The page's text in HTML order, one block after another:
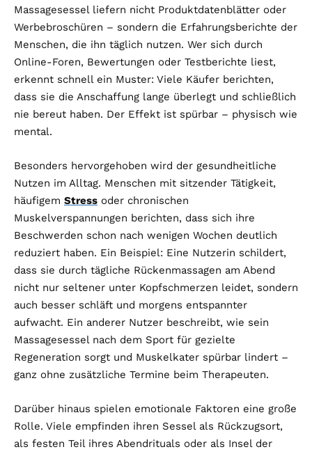
Massagesessel liefern nicht Produktdatenblätter oder
Werbebroschüren – sondern die Erfahrungsberichte der
Menschen, die ihn täglich nutzen. Wer sich durch
Online-Foren, Bewertungen oder Testberichte liest,
erkennt schnell ein Muster: Viele Käufer berichten,
dass sie die Anschaffung lange überlegt und schließlich
nie bereut haben. Der Effekt ist spürbar – physisch wie
mental.
Besonders hervorgehoben wird der gesundheitliche
Nutzen im Alltag. Menschen mit sitzender Tätigkeit,
häufigem Stress oder chronischen
Muskelverspannungen berichten, dass sich ihre
Beschwerden schon nach wenigen Wochen deutlich
reduziert haben. Ein Beispiel: Eine Nutzerin schildert,
dass sie durch tägliche Rückenmassagen am Abend
nicht nur seltener unter Kopfschmerzen leidet, sondern
auch besser schläft und morgens entspannter
aufwacht. Ein anderer Nutzer beschreibt, wie sein
Massagesessel nach dem Sport für gezielte
Regeneration sorgt und Muskelkater spürbar lindert –
ganz ohne zusätzliche Termine beim Therapeuten.
Darüber hinaus spielen emotionale Faktoren eine große
Rolle. Viele empfinden ihren Sessel als Rückzugsort,
als festen Teil ihres Abendrituals oder als Insel der